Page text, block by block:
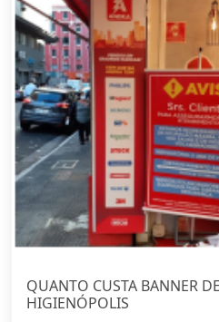
QUANTO CUSTA BANNER
HIGIENÓPOLIS